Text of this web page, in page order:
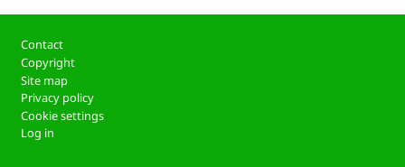
Footer
Contact
Copyright
Site map
Privacy policy
Cookie settings
Log in